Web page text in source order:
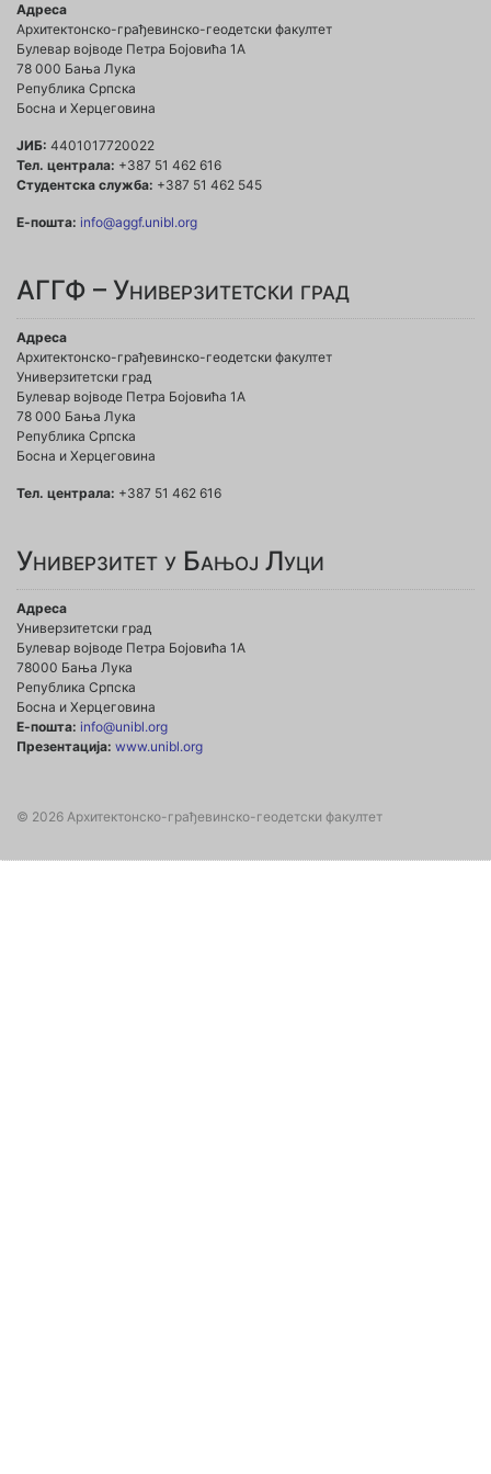
Адреса
Архитектонско-грађевинско-геодетски факултет
Булевар војводе Петра Бојовића 1A
78 000 Бања Лука
Република Српска
Босна и Херцеговина
ЈИБ: 4401017720022
Тел. централа: +387 51 462 616
Студентска служба: +387 51 462 545
Е-пошта: info@aggf.unibl.org
АГГФ – Универзитетски град
Адреса
Архитектонско-грађевинско-геодетски факултет
Универзитетски град
Булевар војводе Петра Бојовића 1A
78 000 Бања Лука
Република Српска
Босна и Херцеговина
Тел. централа: +387 51 462 616
Универзитет у Бањој Луци
Адреса
Универзитетски град
Булевар војводе Петра Бојовића 1А
78000 Бања Лука
Република Српска
Босна и Херцеговина
Е-пошта: info@unibl.org
Презентација: www.unibl.org
© 2026 Архитектонско-грађевинско-геодетски факултет